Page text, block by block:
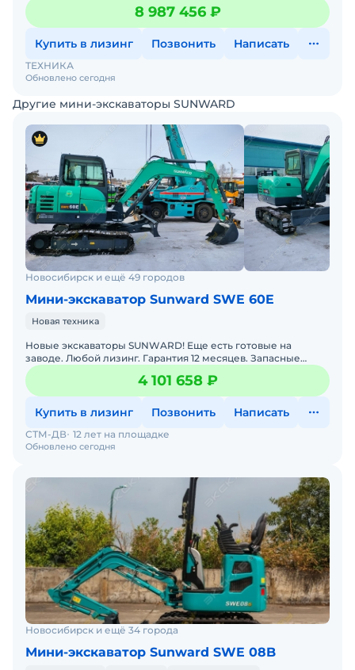
кгСпособность пр
8 987 456 ₽
Купить в лизинг Позвонить Написать
Обновлено сегодня
ТЕХНИКА
Другие мини-экскаваторы SUNWARD
Новосибирск и ещё 49 городов
Мини-экскаватор Sunward SWE 60E
Новая техника
Новые экскаваторы SUNWARD! Еще есть готовые на
заводе. Любой лизинг. Гарантия 12 месяцев. Запасные
части в наличии. Доставка в ваш регион. Также доступны
под за
4 101 658 ₽
Купить в лизинг Позвонить Написать
Обновлено сегодня
СТМ-ДВ 12 лет на площадке
Новосибирск и ещё 34 города
Мини-экскаватор Sunward SWE 08B